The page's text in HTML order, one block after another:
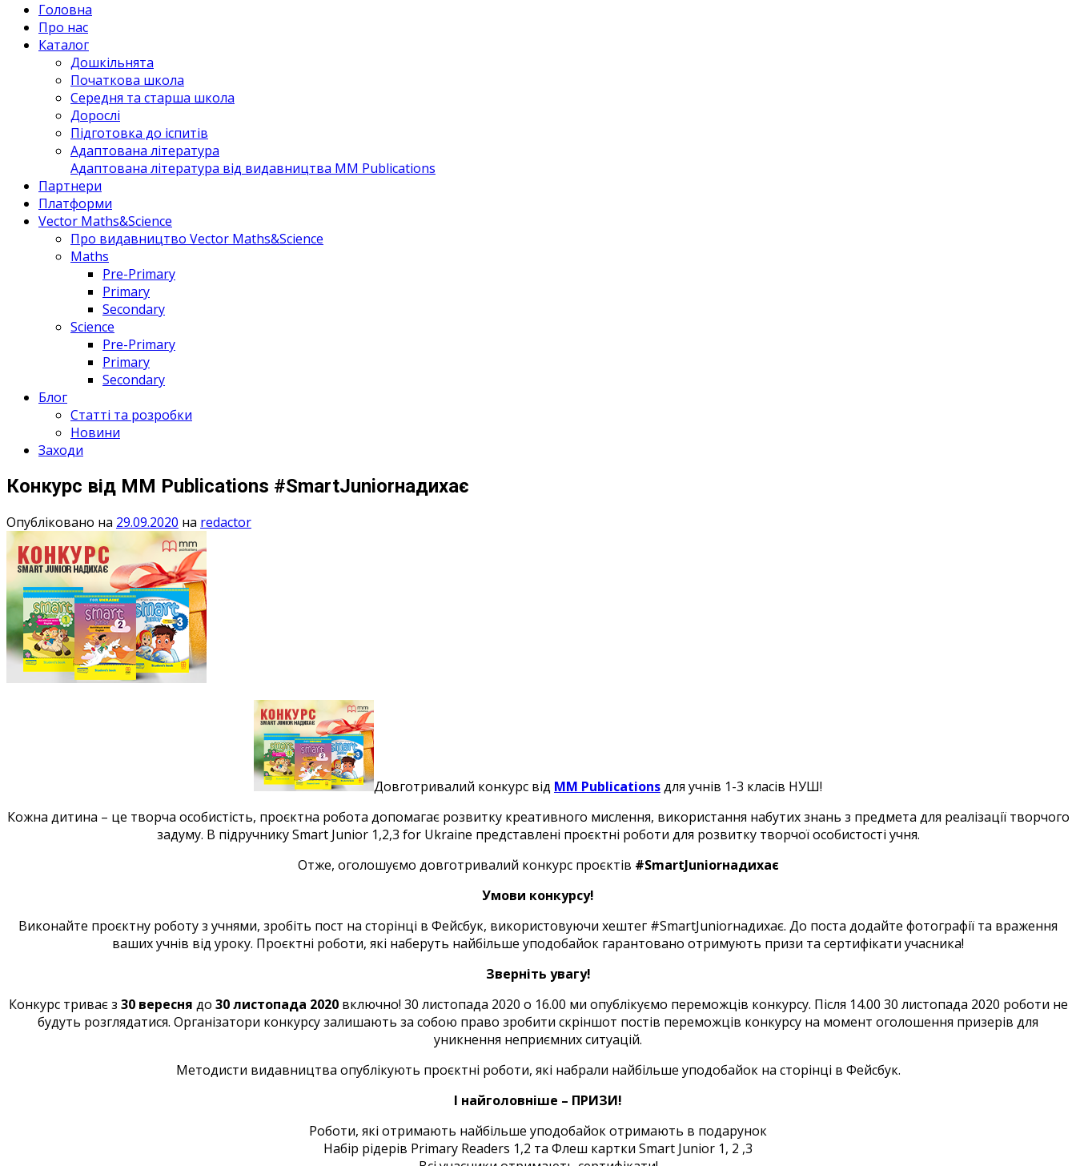
Головна
Про нас
Каталог
Дошкільнята
Початкова школа
Середня та старша школа
Дорослі
Підготовка до іспитів
Адаптована література
Адаптована література від видавництва MM Publications
Партнери
Платформи
Vector Maths&Science
Про видавництво Vector Maths&Science
Maths
Pre-Primary
Primary
Secondary
Science
Pre-Primary
Primary
Secondary
Блог
Статті та розробки
Новини
Заходи
Конкурс від MM Publications #SmartJuniorнадихає
Опубліковано на 29.09.2020 на redactor
Довготривалий конкурс від MM Publicationsдля учнів 1-3 класів НУШ!
Кожна дитина – це творча особистість, проєктна робота допомагає розвитку креативного мислення, використання набутих знань з предмета для реалізації творчого
задуму. В підручнику Smart Junior 1,2,3 for Ukraine представлені проєктні роботи для розвитку творчої особистості учня.
Отже, оголошуємо довготривалий конкурс проєктів #SmartJuniorнадихає
Умови конкурсу!
Виконайте проєктну роботу з учнями, зробіть пост на сторінці в Фейсбук, використовуючи хештег #SmartJuniorнадихає. До поста додайте фотографії та враження
ваших учнів від уроку. Проєктні роботи, які наберуть найбільше уподобайок гарантовано отримують призи та сертифікати учасника!
Зверніть увагу!
Конкурс триває з 30 вересня до 30 листопада 2020включно! 30 листопада 2020 о 16.00 ми опублікуємо переможців конкурсу. Після 14.00 30 листопада 2020 роботи не
будуть розглядатися. Організатори конкурсу залишають за собою право зробити скріншот постів переможців конкурсу на момент оголошення призерів для
уникнення неприємних ситуацій.
Методисти видавництва опублікують проєктні роботи, які набрали найбільше уподобайок на сторінці в Фейсбук.
І найголовніше – ПРИЗИ!
Роботи, які отримають найбільше уподобайок отримають в подарунок
Набір рідерів Primary Readers 1,2 та Флеш картки Smart Junior 1, 2 ,3